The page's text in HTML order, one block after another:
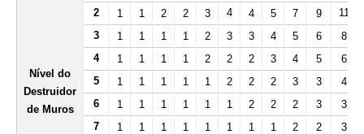
Nível do
Destruidor
de Muros
2 1 1 2 2 3 4 4 5 7 9 11
3
1 1 1 1 2 3 3 4 5 6
8
4
1 1 1 1 2 2 2 3 4 5
6
5
1 1 1 1 1 2 2 2 3 3
4
6
1 1 1 1 1 1 2 2 2 3
3
7
1 1 1 1 1 1 1 1 2 2
3